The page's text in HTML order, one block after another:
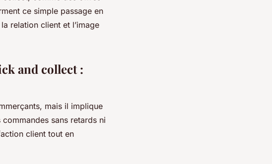
ce simple passage en
relation client et l’image
and collect :
mais il implique
sans retards ni
client tout en